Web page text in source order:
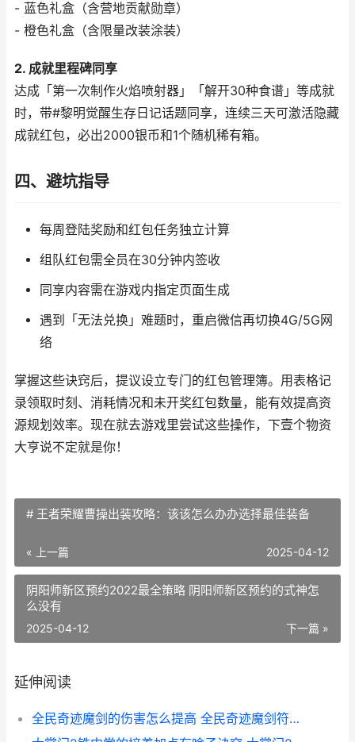
- 蓝色礼盒（含营地贡献勋章）
- 橙色礼盒（含限量改装涂装）
2. 成就里程碑同享
达成「第一次制作火焰喷射器」「解开30种食谱」等成就
时，带#黎明觉醒生存日记话题同享，连续三天可激活隐藏
成就红包，必出2000银币和1个随机稀有箱。
四、避坑指导
每周登陆奖励和红包任务独立计算
组队红包需全员在30分钟内签收
同享内容需在游戏内指定页面生成
遇到「无法兑换」难题时，重启微信再切换4G/5G网
络
掌握这些诀窍后，提议设立专门的红包管理簿。用表格记
录领取时刻、消耗情况和未开奖红包数量，能有效提高资
源规划效率。现在就去游戏里尝试这些操作，下壹个物资
大亨说不定就是你！
# 王者荣耀曹操出装攻略：该该怎么办办选择最佳装备
« 上一篇 2025-04-12
阴阳师新区预约2022最全策略 阴阳师新区预约的式神怎
么没有
下一篇 »
2025-04-12
延伸阅读
全民奇迹魔剑的伤害怎么提高 全民奇迹魔剑符文搭配攻略